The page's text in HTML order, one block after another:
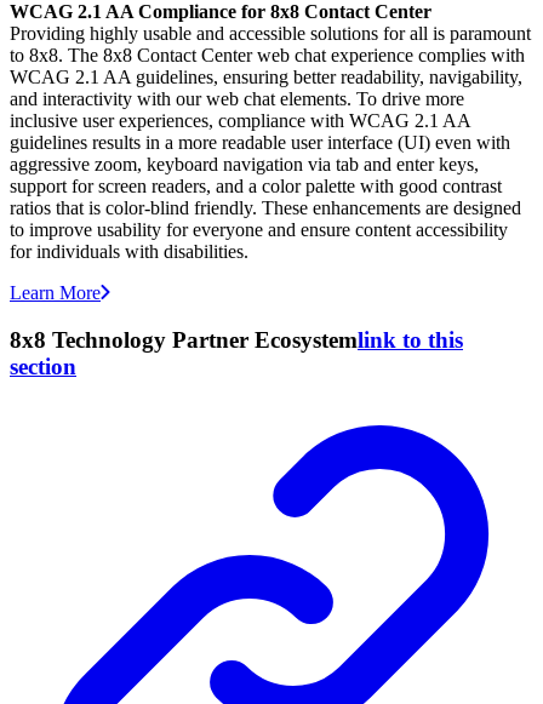
WCAG 2.1 AA Compliance for 8x8 Contact Center
Providing highly usable and accessible solutions for all is paramount
to 8x8. The 8x8 Contact Center web chat experience complies with
WCAG 2.1 AA guidelines, ensuring better readability, navigability,
and interactivity with our web chat elements. To drive more
inclusive user experiences, compliance with WCAG 2.1 AA
guidelines results in a more readable user interface (UI) even with
aggressive zoom, keyboard navigation via tab and enter keys,
support for screen readers, and a color palette with good contrast
ratios that is color-blind friendly. These enhancements are designed
to improve usability for everyone and ensure content accessibility
for individuals with disabilities.
Learn More
8x8 Technology Partner Ecosystemlink to this
section